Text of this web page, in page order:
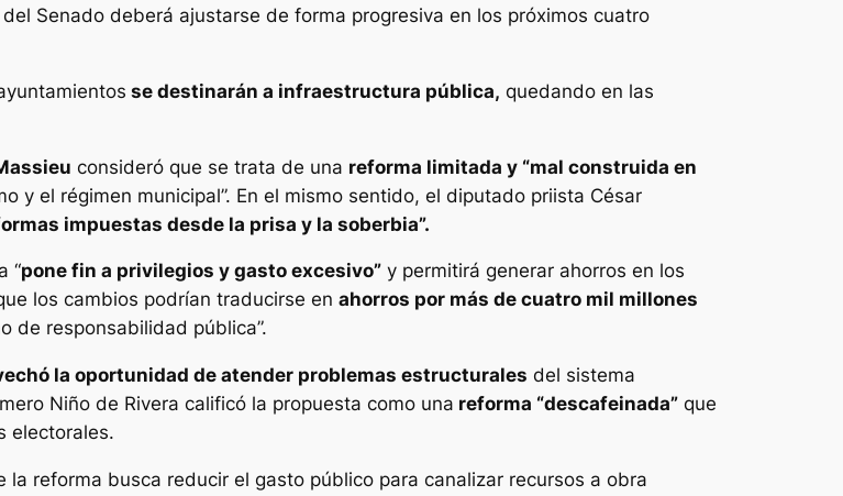
Senado deberá ajustarse de forma progresiva en los próximos cuatro
se destinarán a infraestructura pública, quedando en las
consideró que se trata de una reforma limitada y “mal construida en
y el régimen municipal”. En el mismo sentido, el diputado priista César
impuestas desde la prisa y la soberbia”.
“pone fin a privilegios y gasto excesivo” y permitirá generar ahorros en los
los cambios podrían traducirse en ahorros por más de cuatro mil millones
de responsabilidad pública”.
la oportunidad de atender problemas estructurales del sistema
Niño de Rivera calificó la propuesta como una reforma “descafeinada” que
electorales.
reforma busca reducir el gasto público para canalizar recursos a obra